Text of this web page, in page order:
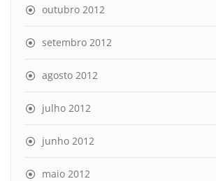
outubro 2012
setembro 2012
agosto 2012
julho 2012
junho 2012
maio 2012